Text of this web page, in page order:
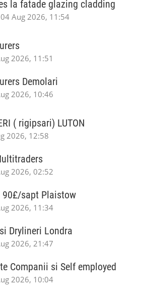
la fatade glazing cladding
Aug 2026, 11:54
2026, 11:51
Demolari
2026, 10:46
( rigipsari) LUTON
2026, 12:58
2026, 02:52
90£/sapt Plaistow
2026, 11:34
Drylineri Londra
2026, 21:47
Companii si Self employed
2026, 10:04